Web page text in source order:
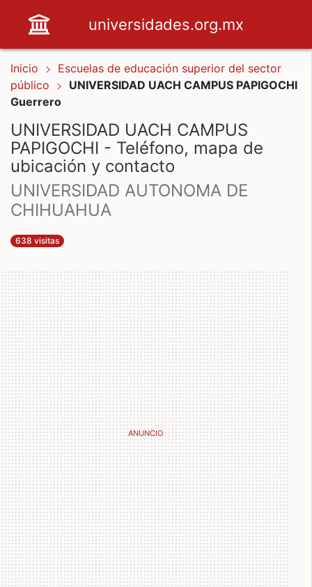
universidades.org.mx
Inicio
Escuelas de educación superior del sector
público
UNIVERSIDAD UACH CAMPUS PAPIGOCHI
Guerrero
UNIVERSIDAD UACH CAMPUS
PAPIGOCHI - Teléfono, mapa de
ubicación y contacto
UNIVERSIDAD AUTONOMA DE
CHIHUAHUA
638 visitas